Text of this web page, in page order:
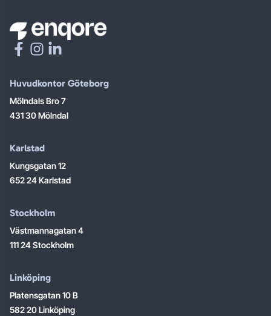
Huvudkontor Göteborg
Mölndals Bro 7
431 30 Mölndal
Karlstad
Kungsgatan 12
652 24 Karlstad
Stockholm
Västmannagatan 4
111 24 Stockholm
Linköping
Platensgatan 10 B
582 20 Linköping